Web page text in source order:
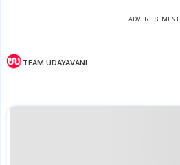
ADVERTISEMENT
TEAM UDAYAVANI